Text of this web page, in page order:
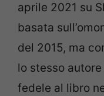
aprile 2021 su
basata
del 2015, ma
lo stesso
fedele al libro